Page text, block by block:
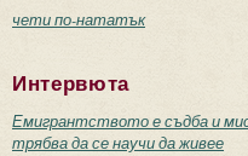
чети по-нататък
Интервюта
Емигрантството е съдба и
трябва да се научи да живее